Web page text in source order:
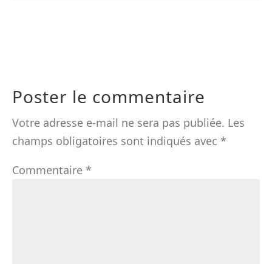
Poster le commentaire
Votre adresse e-mail ne sera pas publiée. Les
champs obligatoires sont indiqués avec *
Commentaire *